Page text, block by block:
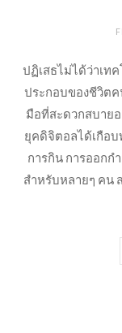
ปฏิเสธไม่ได้ว่าเท
ประกอบของชีวิตค
มือที่สะดวกสบาย
ยุคดิจิตอลได้เกือบ
การกิน การออกก
สำหรับหลายๆ คน